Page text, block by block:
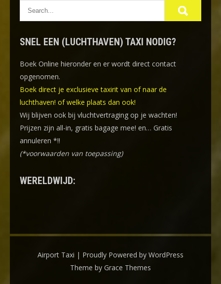
SNEL EEN (LUCHTHAVEN) TAXI NODIG?
Boek Online hieronder en er wordt direct contact
opgenomen.
Boek direct je exclusieve taxirit van of naar de
luchthaven! of welke plaats dan ook!
Wij blijven ook bij vluchtvertraging op je wachten!
Prijzen zijn all-in, gratis bagage mee! en… Gratis
annuleren *!!
(*voorwaarden van toepassing)
WERELDWIJD:
Airport Taxi | Proudly Powered by WordPress
Theme by Grace Themes